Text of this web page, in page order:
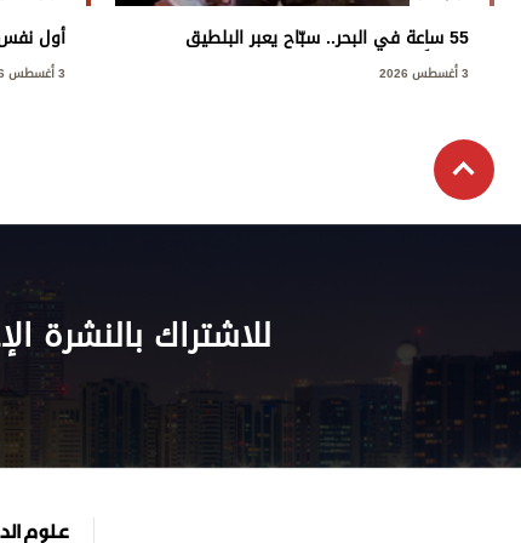
55 ساعة في البحر.. سبّاح يعبر البلطيق
منفرداً
3 أغسطس 2026
أول
3 أغسطس 2026
للاشتراك بالنشرة
علوم